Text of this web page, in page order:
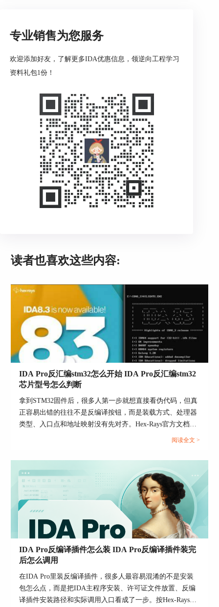
数重新刷新并复核关键调用点，确认上下游函数的
参数和返回值语义已经一致。
二、IDA程序反编译怎么输出可读的分析报告
这一节解决的是“怎么把你在IDA里看到的东西，整
件、HTML、ASM和LST等多种输出方式，但真正
可读的分析报告，不是把整个数据库一股脑导出
去，而是先选范围、再分层导出、最后补上注释与
1、先确定报告是给谁看的
如果报告是给研发同事看，重点应放在函数关系、
关键伪代码和类型结论；如果是给测试或审计看，
重点应放在入口、关键判断、可复现路径和风险
点。对象不同，导出的范围和表达方式也不一样，
官方文档说明【File】→【Produce file】→【Create
C file】可以把选中的函数或整个程序反编译输出
成.c文件，快捷键是【Ctrl+F5】。更稳的做法是先
在反汇编视图选中你真正想交付的函数范围，再导
出，而不是整库导出一份几千行没人会看的大文
HTML导出
如果你的报告更偏“分析过程复现”，建议在反汇编
窗口选中目标地址范围后，用【File】→【Produce
file】→【Create HTML file】导出。官方说明里明
确提到，HTML导出支持对选中范围单独输出，适
合做带地址和格式的阅读材料。
4、需要给底层同事看反汇编细节时导出ASM或
LST
官方同样支持【Create ASM file】和【Create LST
file】。如果你的结论依赖具体指令、寄存器传参
与跳转落点，这两类导出会比纯伪代码更适合做证
专业销售为您服务
欢迎添加好友，了解更多IDA优惠信息，领逆向工程学习
资料礼包1份！
读者也喜欢这些内容:
IDA Pro反汇编stm32怎么开始 IDA Pro反汇编stm32
芯片型号怎么判断
拿到STM32固件后，很多人第一步就想直接看伪代码，但真
正容易出错的往往不是反编译按钮，而是装载方式、处理器
类型、入口点和地址映射没有先对齐。Hex-Rays官方文档已
经把基础路径写得很清楚，IDA先根据输入文件匹配loader，
表、初始栈顶和复位入口本来就是最重要的起手线索。对
STM32来说，先把固件装对、入口找对、段布局理顺，再去
判断芯片系列，通常会比一上来死盯某个函数更稳。...
阅读全文 >
IDA Pro反编译插件怎么装 IDA Pro反编译插件装完
后怎么调用
在IDA Pro里装反编译插件，很多人最容易混淆的不是安装
包怎么点，而是把IDA主程序安装、许可证文件放置、反编
译插件安装路径和实际调用入口看成了一步。按Hex-Rays官